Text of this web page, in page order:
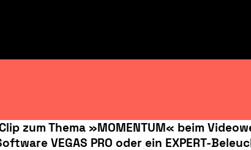
zum Thema »MOMENTUM« beim
VEGAS PRO oder ein EXPERT-